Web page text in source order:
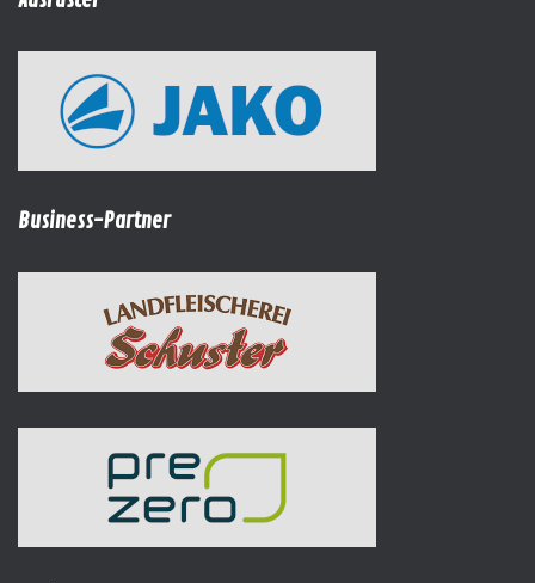
Business-Partner